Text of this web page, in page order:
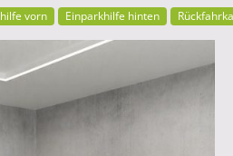
vorn Einparkhilfe hinten